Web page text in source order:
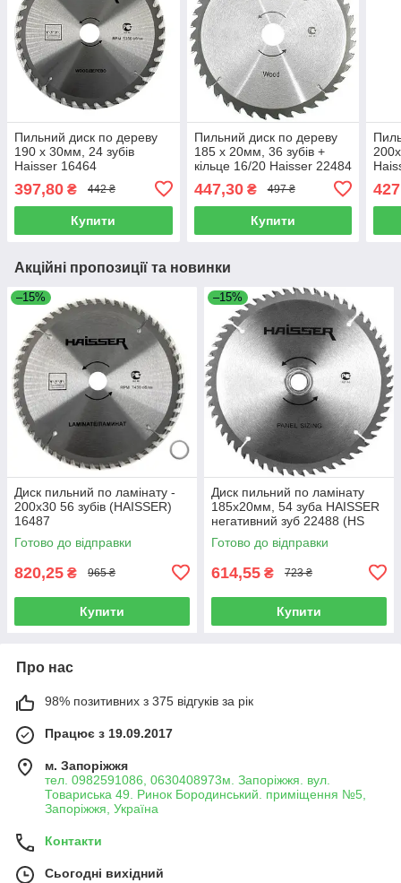
Пильний диск по дереву
190 х 30мм, 24 зубів
Haisser 16464
397,80 ₴ 442 ₴
Купити
Пильний диск по дереву
185 х 20мм, 36 зубів +
кільце 16/20 Haisser 22484
447,30₴ 497 ₴
Купити
Акційні пропозиції та новинки
–15%
Диск пильний по ламінату -
200х30 56 зубів (HAISSER)
16487
Готово до відправки
820,25 ₴ 965 ₴
Купити
–15%
Диск пильний по ламінату
185х20мм, 54 зуба HAISSER
негативний зуб 22488 (HS
109098/4311633)
Готово до відправки
614,55 ₴ 723 ₴
Купити
Про нас
98% позитивних з 375 відгуків за рік
Працює з 19.09.2017
м. Запоріжжя
тел. 0982591086, 0630408973м. Запоріжжя. вул.
Товариська 49. Ринок Бородинський. приміщення №5,
Запоріжжя, Україна
Контакти
Сьогодні вихідний